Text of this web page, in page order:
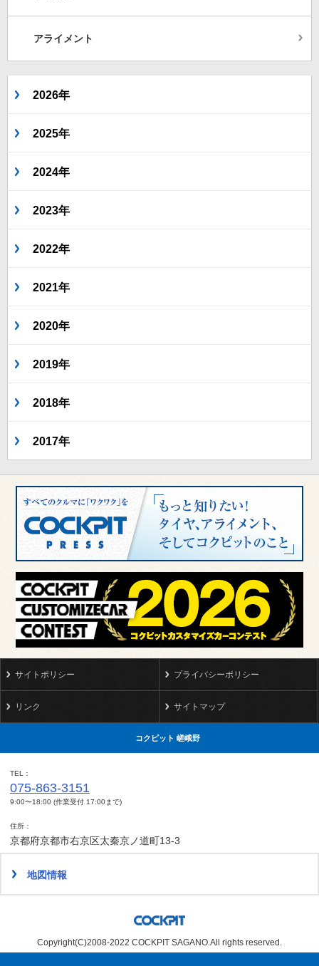
アライメント
2026年
2025年
2024年
2023年
2022年
2021年
2020年
2019年
2018年
2017年
サイトポリシー プライバシーポリシー
リンク サイトマップ
コクピット 嵯峨野
TEL
075-863-3151
9:00〜18:00 (作業受付 17:00まで)
住所
京都府京都市右京区太秦京ノ道町13-3
地図情報
Copyright(C)2008-2022 COCKPIT SAGANO.All rights reserved.